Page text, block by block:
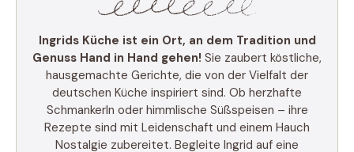
Ingrids Küche ist ein Ort, an dem Tradition und
Genuss Hand in Hand gehen! Sie zaubert köstliche,
hausgemachte Gerichte, die von der Vielfalt der
deutschen Küche inspiriert sind. Ob herzhafte
Schmankerln oder himmlische Süßspeisen – ihre
Rezepte sind mit Leidenschaft und einem Hauch
Nostalgie zubereitet. Begleite Ingrid auf eine